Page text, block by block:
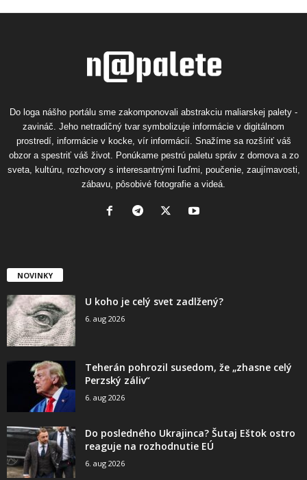
Do loga nášho portálu sme zakomponovali abstrakciu maliarskej palety -
zavináč. Jeho netradičný tvar symbolizuje informácie v digitálnom
prostredí, informácie v kocke, vír informácií. Snažíme sa rozšíriť váš
obzor a spestriť váš život. Ponúkame pestrú paletu správ z domova a zo
sveta, kultúru, rozhovory s interesantnými ľuďmi, poučenie, zaujímavosti,
zábavu, pôsobivé fotografie a videá.
NOVINKY
U koho je celý svet zadlžený?
6. aug 2026
Teherán pohrozil susedom, že „zhasne celý
Perzský záliv“
6. aug 2026
Do posledného Ukrajinca? Šutaj Eštok ostro
reaguje na rozhodnutie EÚ
6. aug 2026